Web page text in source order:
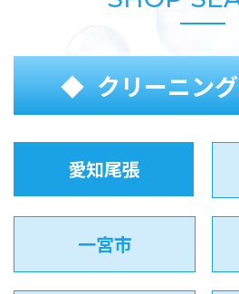
クリーニン
愛知尾張
一宮市